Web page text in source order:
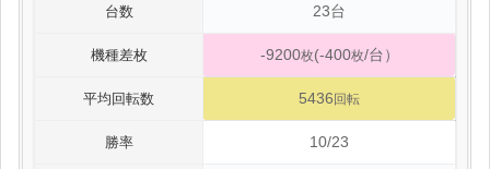
台数 23台
機種差枚 -9200枚(-400枚/台）
平均回転数 5436回転
勝率 10/23